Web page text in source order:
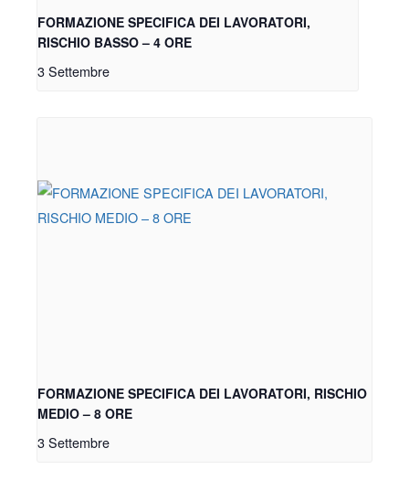
FORMAZIONE SPECIFICA DEI LAVORATORI,
RISCHIO BASSO – 4 ORE
3 Settembre
FORMAZIONE SPECIFICA DEI LAVORATORI, RISCHIO
MEDIO – 8 ORE
3 Settembre